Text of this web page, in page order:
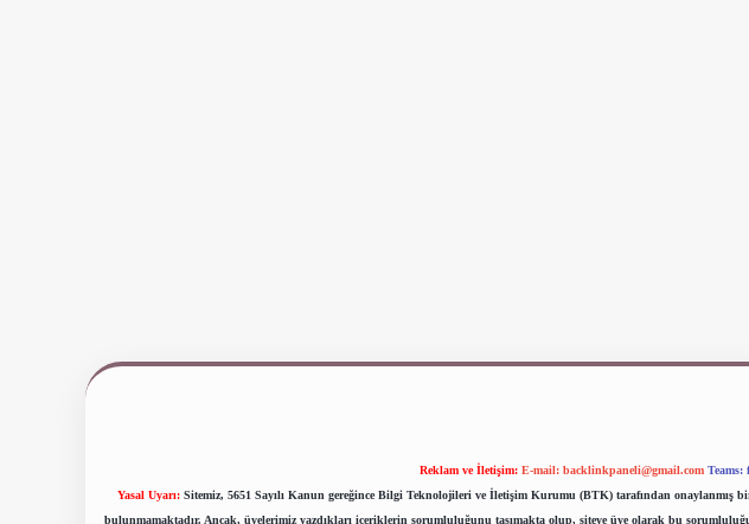
Reklam ve İletişim: E-mail: backlinkpaneli@gmail.com Teams:
Yasal Uyarı: Sitemiz, 5651 Sayılı Kanun gereğince Bilgi Teknolojileri ve İletişim Kurumu (BTK) tarafından onaylanmış
bulunmamaktadır. Ancak, üyelerimiz yazdıkları içeriklerin sorumluluğunu taşımakta olup, siteye üye olarak bu